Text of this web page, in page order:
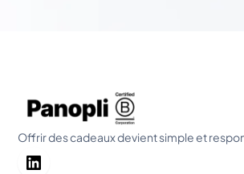
Offrir des cadeaux devient simple et